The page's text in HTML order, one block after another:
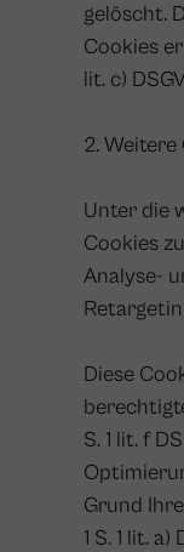
gelöscht.
Cookies
lit. c)
2. Weitere
Unter die
Cookies
Analyse-
Diese
S. 1 lit. f
Grund
1 S. 1 lit.